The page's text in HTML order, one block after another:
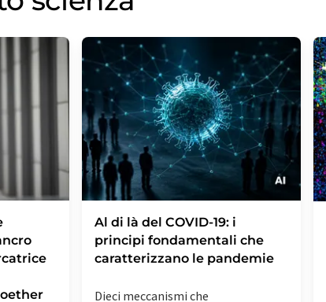
Al di là del COVID-19: i
principi fondamentali che
caratterizzano le pandemie
Dieci meccanismi che